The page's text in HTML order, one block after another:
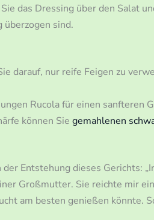
das Dressing über den Salat
sind.
darauf, nur reife Feigen zu
Rucola für einen sanfteren
können Sie gemahlenen
Entstehung dieses Gerichts:
Großmutter. Sie reichte mir
am besten genießen könnte.